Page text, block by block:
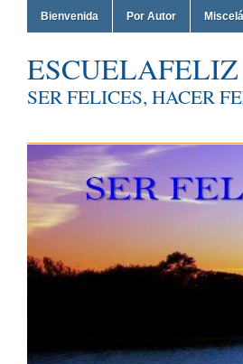
Bienvenida Por Autor
ESCUELAFELIZ
SER FELICES, HACER